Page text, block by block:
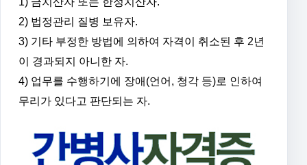
2) 법정관리 질병 보유자.
3) 기타 부정한 방법에 의하여 자격이 취소된 후 2년
이 경과되지 아니한 자.
4) 업무를 수행하기에 장애(언어, 청각 등)로 인하여
무리가 있다고 판단되는 자.